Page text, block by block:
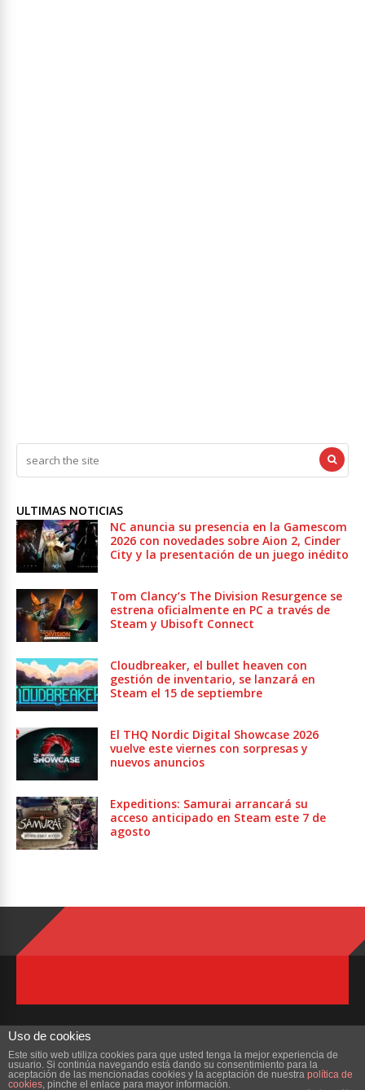
ULTIMAS NOTICIAS
NC anuncia su presencia en la Gamescom
2026 con novedades sobre Aion 2, Cinder
City y la presentación de un juego inédito
Tom Clancy’s The Division Resurgence se
estrena oficialmente en PC a través de
Steam y Ubisoft Connect
Cloudbreaker, el bullet heaven con
gestión de inventario, se lanzará en
Steam el 15 de septiembre
El THQ Nordic Digital Showcase 2026
vuelve este viernes con sorpresas y
nuevos anuncios
Expeditions: Samurai arrancará su
acceso anticipado en Steam este 7 de
agosto
Copyright © 2023 ZonaMMORPG.com. Todos los derechos reservados
Uso de cookies
Este sitio web utiliza cookies para que usted tenga la mejor experiencia de
usuario. Si continúa navegando está dando su consentimiento para la
aceptación de las mencionadas cookies y la aceptación de nuestra política de
cookies, pinche el enlace para mayor información.